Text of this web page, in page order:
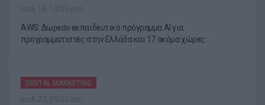
AWS: Δωρεάν εκπαιδευτικό πρόγραμμα AI για
προγραμματιστές στην Ελλάδα και 17 ακόμα χώρες
DIGITAL MARKETING